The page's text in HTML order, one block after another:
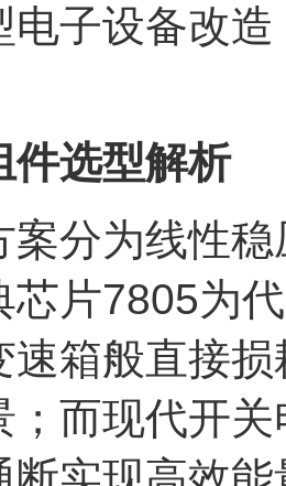
电子设备改
件选型解析
案分为线性
芯片7805为
速箱般直接
；而现代开